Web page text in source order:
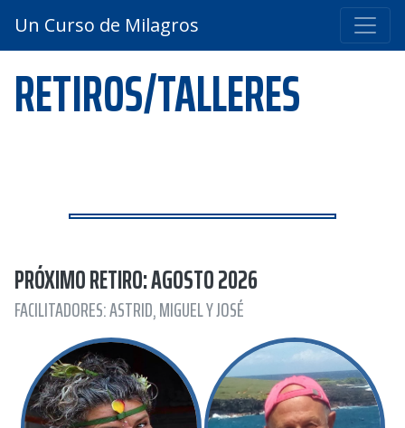
Un Curso de Milagros
RETIROS/TALLERES
PRÓXIMO RETIRO: AGOSTO 2026
FACILITADORES: ASTRID, MIGUEL Y JOSÉ